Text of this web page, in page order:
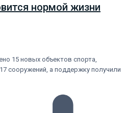
нормой жизни
15 новых объектов спорта,
сооружений, а поддержку получили